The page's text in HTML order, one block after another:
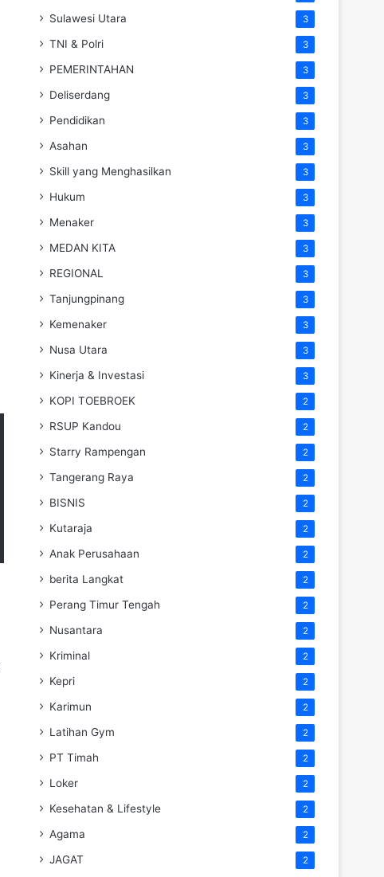
Sulawesi Utara 3
TNI & Polri 3
PEMERINTAHAN 3
Deliserdang 3
Pendidikan 3
Asahan 3
Skill yang Menghasilkan 3
Hukum 3
Menaker 3
MEDAN KITA 3
REGIONAL 3
Tanjungpinang 3
Kemenaker 3
Nusa Utara 3
Kinerja & Investasi 3
KOPI TOEBROEK 2
RSUP Kandou 2
Starry Rampengan 2
Tangerang Raya 2
BISNIS 2
Kutaraja 2
Anak Perusahaan 2
berita Langkat 2
Perang Timur Tengah 2
Nusantara 2
Kriminal 2
Kepri 2
Karimun 2
Latihan Gym 2
PT Timah 2
Loker 2
Kesehatan & Lifestyle 2
Agama 2
JAGAT 2